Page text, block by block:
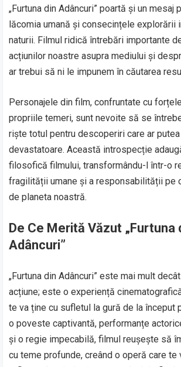
„Furtuna din Adâncuri” poartă și un mesaj
lăcomia umană și consecințele explorării
naturii. Filmul ridică întrebări importante
acțiunilor noastre asupra mediului și
ar trebui să ni le impunem în căutarea
Personajele din film, confruntate cu
propriile temeri, sunt nevoite să se
riște totul pentru descoperiri care ar
devastatoare. Această introspecție
filosofică filmului, transformându-l într-o
fragilității umane și a responsabilității pe
de planeta noastră.
De Ce Merită Văzut „Furtuna
Adâncuri”
„Furtuna din Adâncuri” este mai mult
acțiune; este o experiență
te va ține cu sufletul la gură de la început
o poveste captivantă, performanțe
și o regie impecabilă, filmul reușește să
cu teme profunde, creând o operă care te